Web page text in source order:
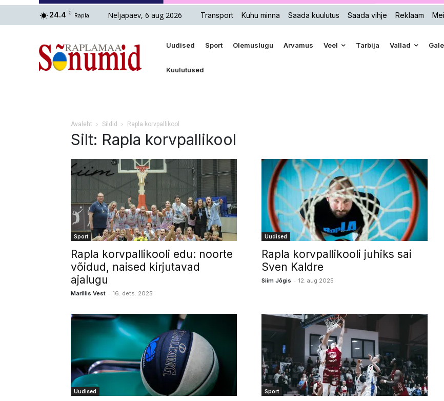
24.4 C Rapla Neljapäev, 6 aug 2026 Transport Kuhu minna Saada kuulutus Saada vihje Reklaam
Uudised Sport Olemuslugu Arvamus Veel Tarbija Vallad
Kuulutused
Avaleht Sildid Rapla korvpallikool
Silt: Rapla korvpallikool
Sport
Rapla korvpallikooli edu: noorte
võidud, naised kirjutavad
ajalugu
Mariliis Vest - 16. dets. 2025
Uudised
Rapla korvpallikooli juhiks sai
Sven Kaldre
Siim Jõgis - 12. aug 2025
Uudised Sport